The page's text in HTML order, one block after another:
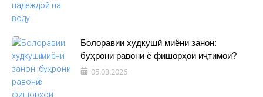
Болоравии худкушӣ миёни занон:
бӯҳрони равонӣ ё фишорҳои иҷтимоӣ?
05.03.2026